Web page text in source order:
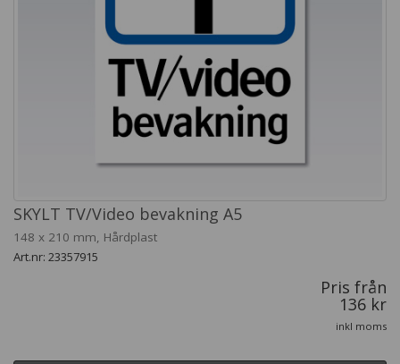
SKYLT TV/Video bevakning A5
148 x 210 mm, Hårdplast
Art.nr: 23357915
Pris från
136 kr
inkl moms